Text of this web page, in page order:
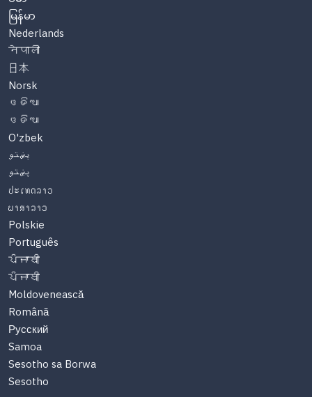
မြန်မာ
Nederlands
नेपाली
日本
Norsk
ଓଡିଆ
ଓଡିଆ
O'zbek
پښتو
پښتو
ປະເທດລາວ
ພາສາລາວ
Polskie
Português
ਪੰਜਾਬੀ
ਪੰਜਾਬੀ
Moldovenească
Română
Русский
Samoa
Sesotho sa Borwa
Sesotho